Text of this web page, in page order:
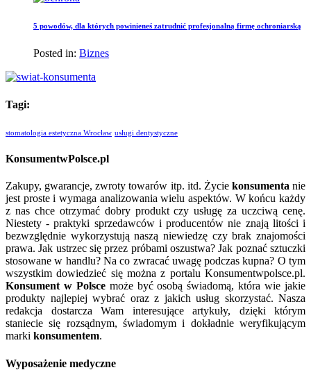
5 powodów, dla których powinieneś zatrudnić profesjonalną firmę ochroniarską
Posted in: Biznes
Tagi:
stomatologia estetyczna Wrocław usługi dentystyczne
KonsumentwPolsce.pl
Zakupy, gwarancje, zwroty towarów itp. itd. Życie konsumentanie
jest proste i wymaga analizowania wielu aspektów. W końcu każdy
z nas chce otrzymać dobry produkt czy usługę za uczciwą cenę.
Niestety - praktyki sprzedawców i producentów nie znają litości i
bezwzględnie wykorzystują naszą niewiedzę czy brak znajomości
prawa. Jak ustrzec się przez próbami oszustwa? Jak poznać sztuczki
stosowane w handlu? Na co zwracać uwagę podczas kupna? O tym
wszystkim dowiedzieć się można z portalu Konsumentwpolsce.pl.
Konsument w Polscemoże być osobą świadomą, która wie jakie
produkty najlepiej wybrać oraz z jakich usług skorzystać. Nasza
redakcja dostarcza Wam interesujące artykuły, dzięki którym
staniecie się rozsądnym, świadomym i dokładnie weryfikującym
marki konsumentem.
Wyposażenie medyczne